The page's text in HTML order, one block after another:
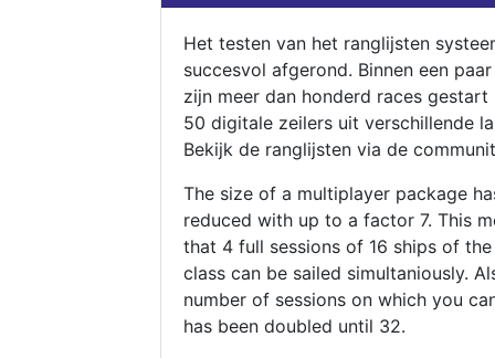
Het testen van het ranglijsten
succesvol afgerond. Binnen een
zijn meer dan honderd races gestart
50 digitale zeilers uit verschillende
Bekijk de ranglijsten via de
The size of a multiplayer package
reduced with up to a factor 7. This
that 4 full sessions of 16 ships of
class can be sailed simultaniously.
number of sessions on which you
has been doubled until 32.